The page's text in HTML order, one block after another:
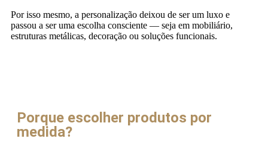
Por isso mesmo, a personalização deixou de ser um luxo e
passou a ser uma escolha consciente — seja em mobiliário,
estruturas metálicas, decoração ou soluções funcionais.
Porque escolher produtos por
medida?